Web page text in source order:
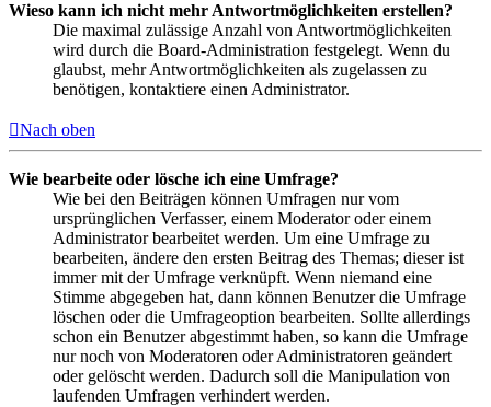
Wieso kann ich nicht mehr Antwortmöglichkeiten erstellen?
Die maximal zulässige Anzahl von Antwortmöglichkeiten
wird durch die Board-Administration festgelegt. Wenn du
glaubst, mehr Antwortmöglichkeiten als zugelassen zu
benötigen, kontaktiere einen Administrator.
Nach oben
Wie bearbeite oder lösche ich eine Umfrage?
Wie bei den Beiträgen können Umfragen nur vom
ursprünglichen Verfasser, einem Moderator oder einem
Administrator bearbeitet werden. Um eine Umfrage zu
bearbeiten, ändere den ersten Beitrag des Themas; dieser ist
immer mit der Umfrage verknüpft. Wenn niemand eine
Stimme abgegeben hat, dann können Benutzer die Umfrage
löschen oder die Umfrageoption bearbeiten. Sollte allerdings
schon ein Benutzer abgestimmt haben, so kann die Umfrage
nur noch von Moderatoren oder Administratoren geändert
oder gelöscht werden. Dadurch soll die Manipulation von
laufenden Umfragen verhindert werden.